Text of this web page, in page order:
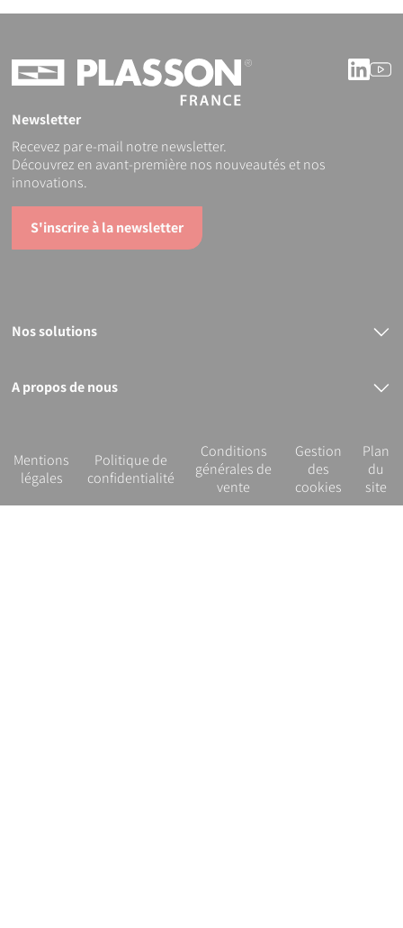
Newsletter
Recevez par e-mail notre newsletter.
Découvrez en avant-première nos nouveautés et nos
innovations.
S'inscrire à la newsletter
Nos solutions
Bout à bout
A propos de nous
Notre démarche RSE
Mentions
légales
Politique de
confidentialité
Conditions
générales de
vente
Gestion
des
cookies
Plan
du
site